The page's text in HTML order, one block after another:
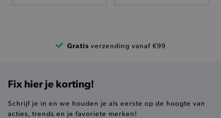
Gratis verzending vanaf €99
Fix hier je korting!
Schrijf je in en we houden je als eerste op de hoogte van
acties, trends en je favoriete merken!
buikjes algemene bezoekersinformatie, maar
product-added-modal
.brooklyn.be
selected-val
pickupStoreVal .brooklyn.be